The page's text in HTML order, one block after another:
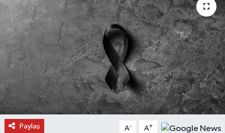
Paylaş A- A+
Daday Haberleri
Devrekani Haberleri
Doğanyurt Haberleri
Hanönü Haberleri
İhsangazi Haberleri